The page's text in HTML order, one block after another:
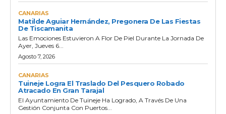
CANARIAS
Matilde Aguiar Hernández, Pregonera De Las Fiestas
De Tiscamanita
Las Emociones Estuvieron A Flor De Piel Durante La Jornada De
Ayer, Jueves 6...
Agosto 7, 2026
CANARIAS
Tuineje Logra El Traslado Del Pesquero Robado
Atracado En Gran Tarajal
El Ayuntamiento De Tuineje Ha Logrado, A Través De Una
Gestión Conjunta Con Puertos...